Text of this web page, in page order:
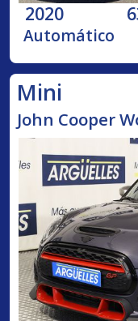
2020
Automático
Mini
John Cooper